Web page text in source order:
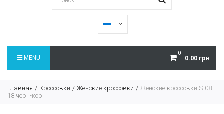
0
0.00 грн
MENU
Главная Кроссовки Женские кроссовки
Женские кроссовки S-08-
18 черн-кор